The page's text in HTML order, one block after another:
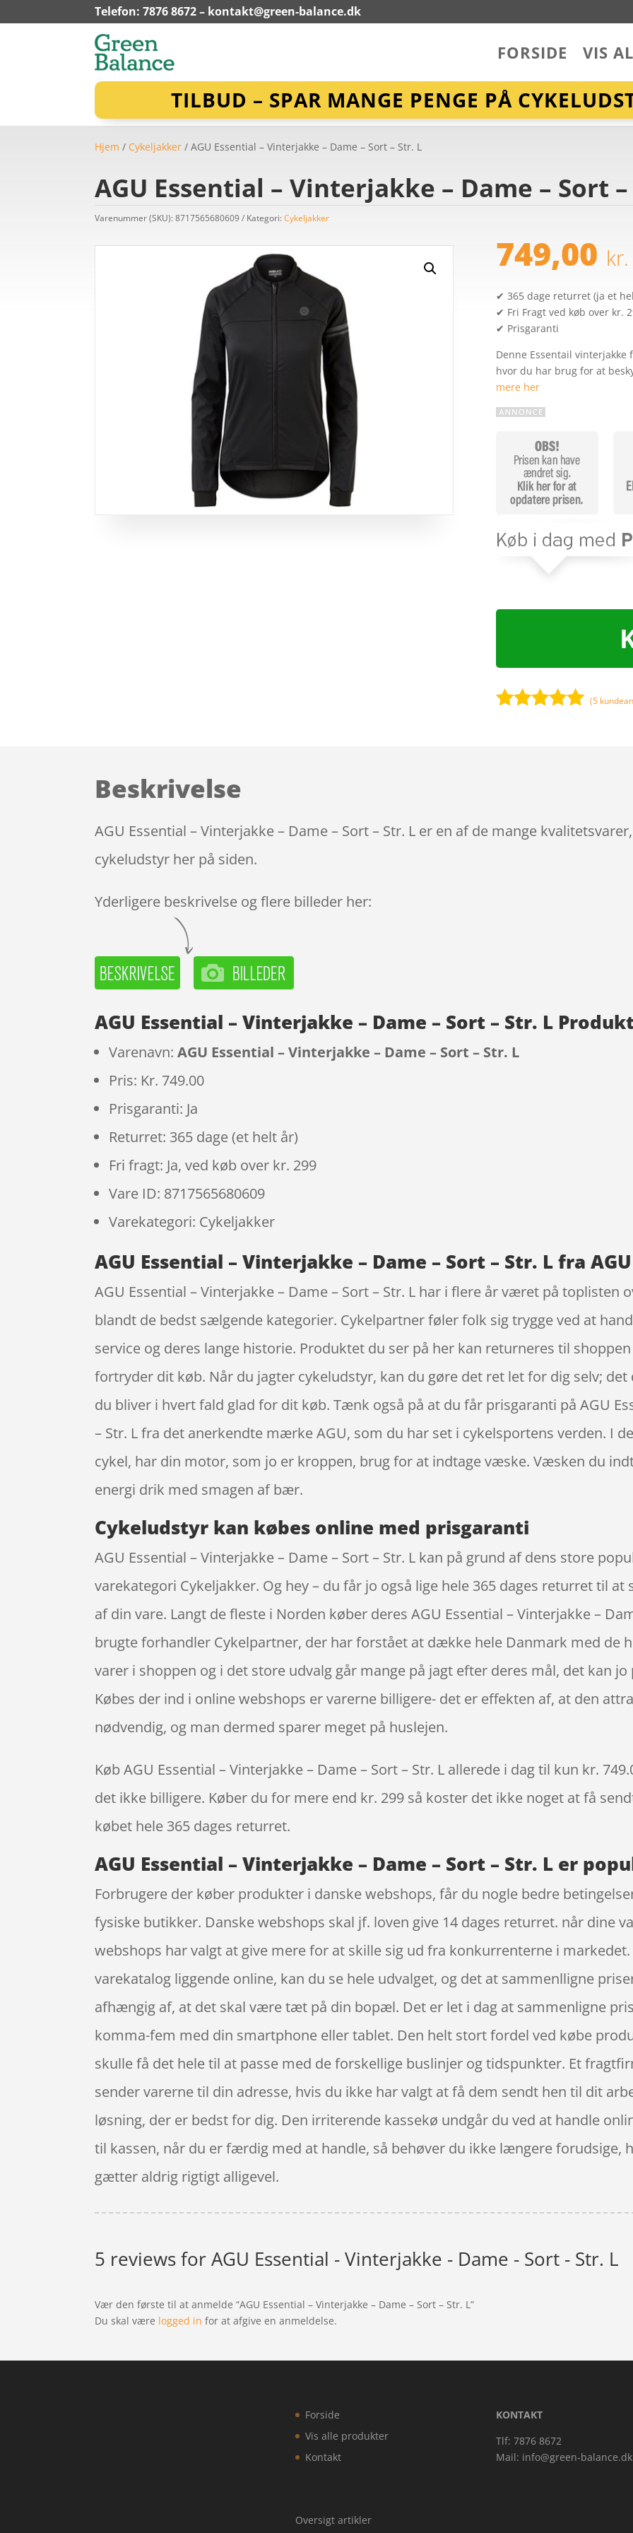
Telefon: 7876 8672 – kontakt@green-balance.dk
FORSIDE VIS
TILBUD – SPAR MANGE PENGE PÅ
Hjem / Cykeljakker / AGU Essential – Vinterjakke – Dame – Sort – Str. L
AGU Essential – Vinterjakke – Dame – Sort
Varenummer (SKU):8717565680609 Kategori:Cykeljakker
749,00 kr.
✔ 365 dage returret (ja et
✔ Fri Fragt ved køb over kr.
✔ Prisgaranti
Denne Essentail vinterjakke
hvor du har brug for at
mere her
(5
Beskrivelse
AGU Essential – Vinterjakke – Dame – Sort – Str. L er en af de mange
cykeludstyr her på siden.
Yderligere beskrivelse og flere billeder her:
AGU Essential – Vinterjakke – Dame – Sort – Str. L
Varenavn:AGU Essential – Vinterjakke – Dame – Sort – Str. L
Pris: Kr. 749.00
Prisgaranti: Ja
Returret: 365 dage (et helt år)
Fri fragt: Ja, ved køb over kr. 299
Vare ID: 8717565680609
Varekategori: Cykeljakker
AGU Essential – Vinterjakke – Dame – Sort – Str. L fra AGU
AGU Essential – Vinterjakke – Dame – Sort – Str. L har i flere år været på toplisten
blandt de bedst sælgende kategorier. Cykelpartner føler folk sig trygge ved at
service og deres lange historie. Produktet du ser på her kan returneres til
fortryder dit køb. Når du jagter cykeludstyr, kan du gøre det ret let for dig selv; det
du bliver i hvert fald glad for dit køb. Tænk også på at du får prisgaranti på AGU
– Str. L fra det anerkendte mærke AGU, som du har set i cykelsportens verden. I
cykel, har din motor, som jo er kroppen, brug for at indtage væske. Væsken du
energi drik med smagen af bær.
Cykeludstyr kan købes online med prisgaranti
AGU Essential – Vinterjakke – Dame – Sort – Str. L kan på grund af dens store
varekategori Cykeljakker. Og hey – du får jo også lige hele 365 dages returret til
af din vare. Langt de fleste i Norden køber deres AGU Essential – Vinterjakke –
brugte forhandler Cykelpartner, der har forstået at dække hele Danmark med de
varer i shoppen og i det store udvalg går mange på jagt efter deres mål, det kan
Købes der ind i online webshops er varerne billigere- det er effekten af, at den
nødvendig, og man dermed sparer meget på huslejen.
Køb AGU Essential – Vinterjakke – Dame – Sort – Str. L allerede i dag til kun kr.
det ikke billigere. Køber du for mere end kr. 299 så koster det ikke noget at få
købet hele 365 dages returret.
AGU Essential – Vinterjakke – Dame – Sort – Str. L er
Forbrugere der køber produkter i danske webshops, får du nogle bedre
fysiske butikker. Danske webshops skal jf. loven give 14 dages returret. når dine
webshops har valgt at give mere for at skille sig ud fra konkurrenterne i
varekatalog liggende online, kan du se hele udvalget, og det at sammenlligne
afhængig af, at det skal være tæt på din bopæl. Det er let i dag at sammenligne
komma-fem med din smartphone eller tablet. Den helt stort fordel ved købe
skulle få det hele til at passe med de forskellige buslinjer og tidspunkter. Et
sender varerne til din adresse, hvis du ikke har valgt at få dem sendt hen til dit
løsning, der er bedst for dig. Den irriterende kassekø undgår du ved at handle
til kassen, når du er færdig med at handle, så behøver du ikke længere forudsige,
gætter aldrig rigtigt alligevel.
5 reviews forAGU Essential - Vinterjakke - Dame - Sort - Str. L
Vær den første til at anmelde “AGU Essential – Vinterjakke – Dame – Sort – Str. L”
Du skal være logged in for at afgive en anmeldelse.
Forside
Vis alle produkter
Kontakt
Oversigt artikler
KONTAKT
Tlf: 7876 8672
Mail: info@green-balance.dk